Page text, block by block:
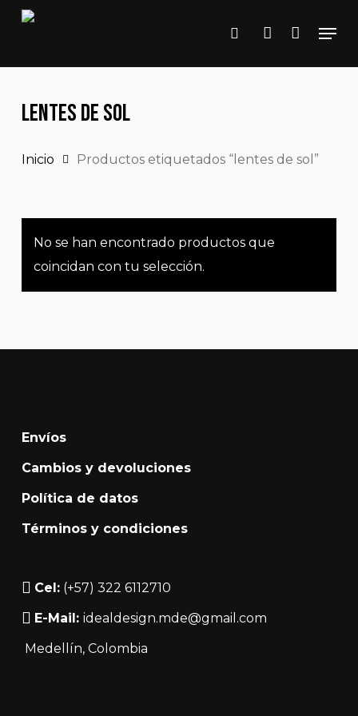
Skip
search account
Lentes De Sol
Inicio Productos etiquetados “lentes de sol”
No se han encontrado productos que
coincidan con tu selección.
Envíos
Cambios y devoluciones
Política de datos
Términos y condiciones
Cel:(+57) 322 6112710
E-Mail: idealdesign.mde@gmail.com
Medellín, Colombia